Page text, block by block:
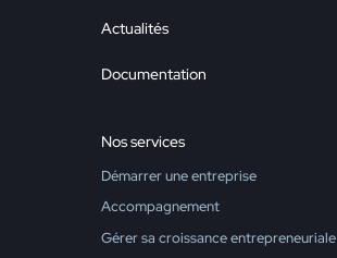
Actualités
Documentation
Nos services
Démarrer une entreprise
Accompagnement
Gérer sa croissance entrepreneuriale